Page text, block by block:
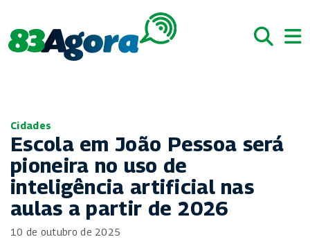
Cidades
Escola em João Pessoa será
pioneira no uso de
inteligência artificial nas
aulas a partir de 2026
10 de outubro de 2025